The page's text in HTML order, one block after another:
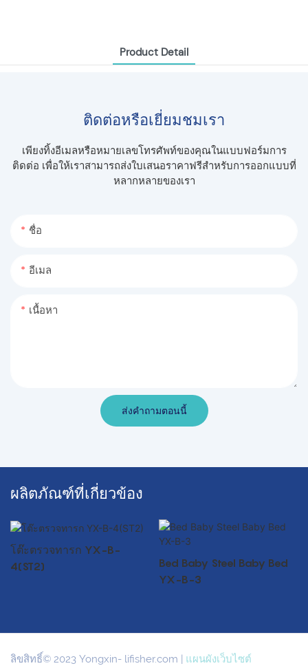
Product Detail
ติดต่อหรือเยี่ยมชมเรา
เพียงทิ้งอีเมลหรือหมายเลขโทรศัพท์ของคุณในแบบฟอร์มการ
ติดต่อ เพื่อให้เราสามารถส่งใบเสนอราคาฟรีสำหรับการออกแบบที่
หลากหลายของเรา
ชื่อ
อีเมล
เนื้อหา
ส่งคำถามตอนนี้
ผลิตภัณฑ์ที่เกี่ยวข้อง
โต๊ะตรวจทารก YX-B-
4(ST2)
Bed Baby Steel Baby Bed
YX-B-3
ลิขสิทธิ์© 2023 Yongxin- lifisher.com | แผนผังเว็บไซต์